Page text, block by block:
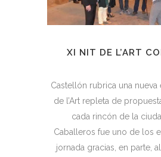
XI NIT DE L’ART
Castellón rubrica una
de l’Art repleta de
cada rincón de la
Caballeros fue uno de los
jornada gracias, en parte,